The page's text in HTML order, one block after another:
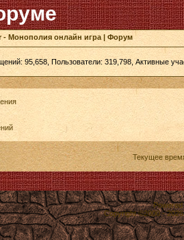
- Монополия онлайн игра | Форум
95,658, Пользователи: 319,798, Активные
Текущее
Powered
Copyright ©2000 -